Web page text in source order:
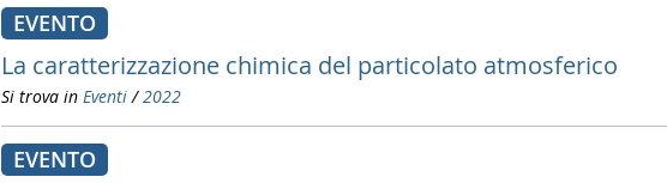
EVENTO
La caratterizzazione chimica del particolato atmosferico
Si trova in Eventi /2022
EVENTO